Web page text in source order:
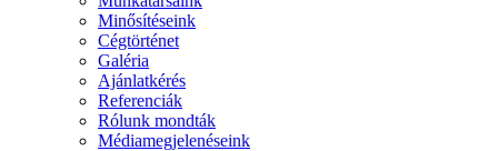
Minősítéseink
Cégtörténet
Galéria
Ajánlatkérés
Referenciák
Rólunk mondták
Médiamegjelenéseink